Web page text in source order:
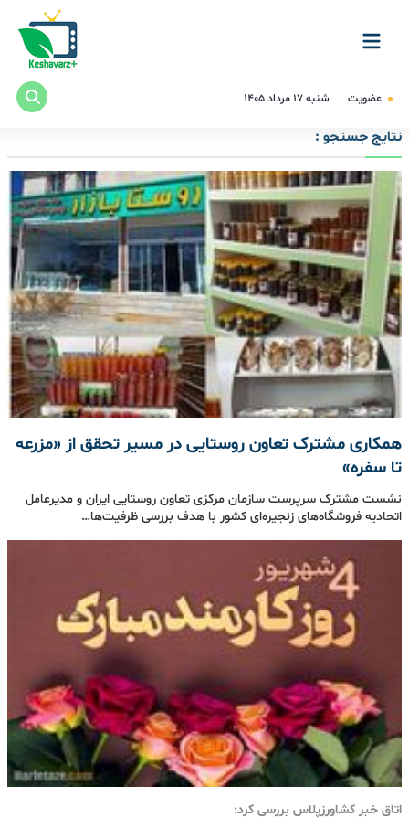
عضویت شنبه ۱۷ مرداد ۱۴۰۵
نتایج جستجو :
همکاری مشترک تعاون روستایی در مسیر تحقق از «مزرعه
تا سفره»
نشست مشترک سرپرست سازمان مرکزی تعاون روستایی ایران و مدیرعامل
اتحادیه فروشگاه‌های زنجیره‌ای کشور با هدف بررسی ظرفیت‌ها…
اتاق خبر کشاورزپلاس بررسی کرد: